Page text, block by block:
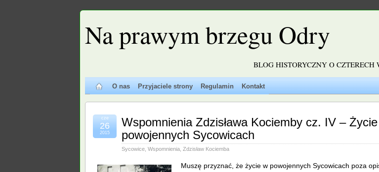
Na prawym brzegu Odry
BLOG HISTORYCZNY O
O nas Przyjaciele strony Regulamin Kontakt
Wspomnienia Zdzisława Kociemby cz. IV –
powojennych Sycowicach
Sycowice Wspomnienia Zdzisław Kociemba
cze
26
2015
Muszę przyznać, że życie w powojennych Sycowicach poza